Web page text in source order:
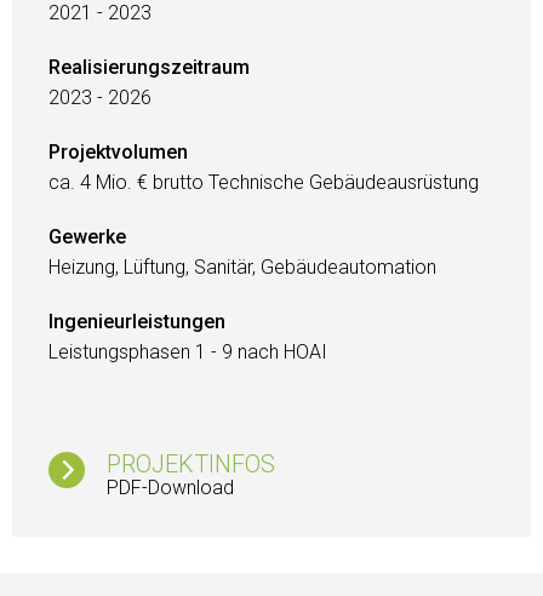
2021 - 2023
Realisierungszeitraum
2023 - 2026
Projektvolumen
ca. 4 Mio. € brutto Technische Gebäudeausrüstung
Gewerke
Heizung, Lüftung, Sanitär, Gebäudeautomation
Ingenieurleistungen
Leistungsphasen 1 - 9 nach HOAI
PROJEKTINFOS
PDF-Download